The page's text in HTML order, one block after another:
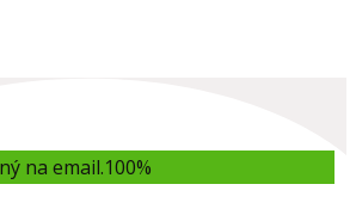
na email.100%